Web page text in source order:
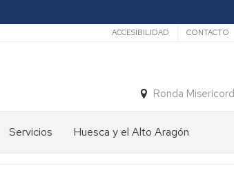
Secundario
ACCESIBILIDAD CONTACTO
Ronda
Servicios Huesca y el Alto Aragón